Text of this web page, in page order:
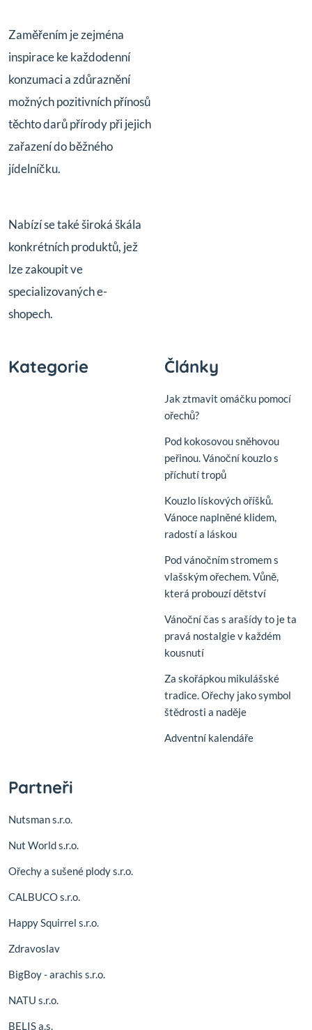
Zaměřením je zejména
inspirace ke každodenní
konzumaci a zdůraznění
možných pozitivních přínosů
těchto darů přírody při jejich
zařazení do běžného
jídelníčku.
Nabízí se také široká škála
konkrétních produktů, jež
lze zakoupit ve
specializovaných e-
shopech.
Kategorie Články
Jak ztmavit omáčku pomocí
ořechů?
Pod kokosovou sněhovou
peřinou. Vánoční kouzlo s
příchutí tropů
Kouzlo lískových oříšků.
Vánoce naplněné klidem,
radostí a láskou
Pod vánočním stromem s
vlašským ořechem. Vůně,
která probouzí dětství
Vánoční čas s arašídy to je ta
pravá nostalgie v každém
kousnutí
Za skořápkou mikulášské
tradice. Ořechy jako symbol
štědrosti a naděje
Adventní kalendáře
Partneři
Nutsman s.r.o.
Nut World s.r.o.
Ořechy a sušené plody s.r.o.
CALBUCO s.r.o.
Happy Squirrel s.r.o.
Zdravoslav
BigBoy - arachis s.r.o.
NATU s.r.o.
BELIS a.s.